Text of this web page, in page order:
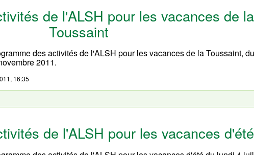
de l'ALSH pour les vacances de la
Toussaint
des activités de l'ALSH pour les vacances de la Toussaint, du
2011.
16:35
de l'ALSH pour les vacances d'été